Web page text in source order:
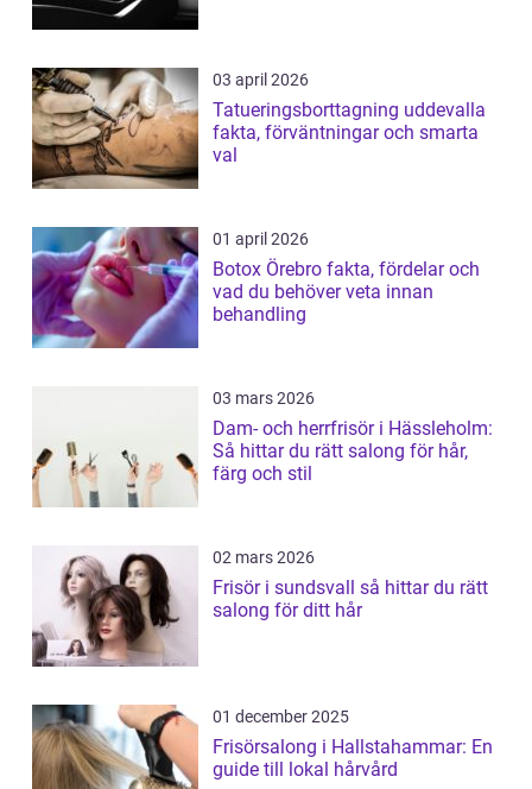
03 april 2026
Tatueringsborttagning uddevalla
fakta, förväntningar och smarta
val
01 april 2026
Botox Örebro fakta, fördelar och
vad du behöver veta innan
behandling
03 mars 2026
Dam- och herrfrisör i Hässleholm:
Så hittar du rätt salong för hår,
färg och stil
02 mars 2026
Frisör i sundsvall så hittar du rätt
salong för ditt hår
01 december 2025
Frisörsalong i Hallstahammar: En
guide till lokal hårvård